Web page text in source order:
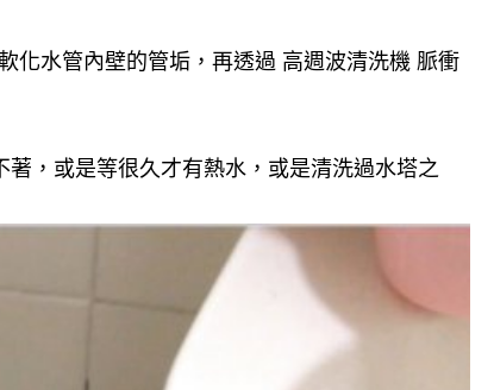
化水管內壁的管垢，再透過 高週波清洗機 脈衝
，或是等很久才有熱水，或是清洗過水塔之